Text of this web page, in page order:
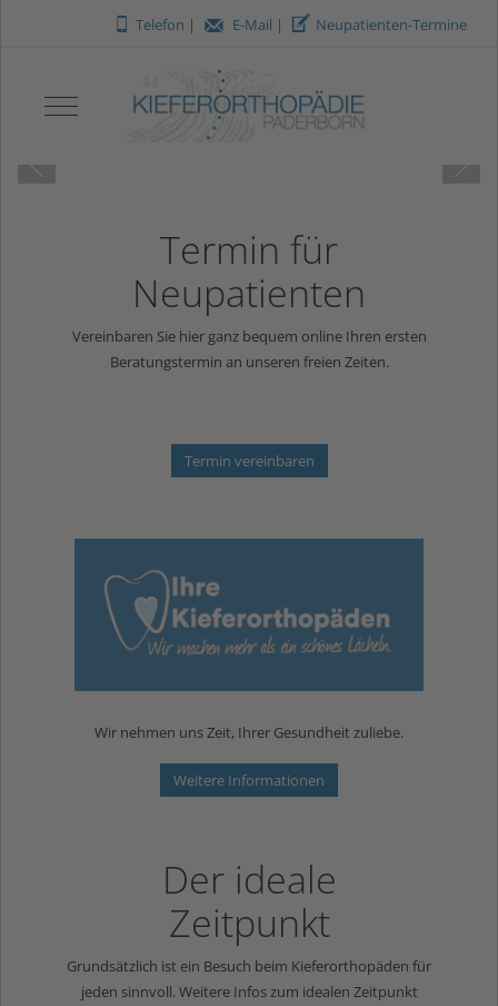
O Telefon | m E-Mail | V Neupatienten-Termine
Mobile Menu Toggle
Termin für
Neupatienten
Vereinbaren Sie hier ganz bequem online Ihren ersten
Beratungstermin an unseren freien Zeiten.
Termin vereinbaren
Wir nehmen uns Zeit, Ihrer Gesundheit zuliebe.
Weitere Informationen
Der ideale
Zeitpunkt
Grundsätzlich ist ein Besuch beim Kieferorthopäden für
jeden sinnvoll. Weitere Infos zum idealen Zeitpunkt